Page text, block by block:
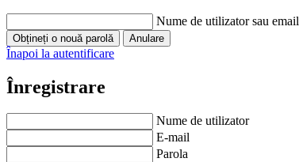
Nume de utilizator sau email
Înapoi la autentificare
Înregistrare
Nume de utilizator
E-mail
Parola